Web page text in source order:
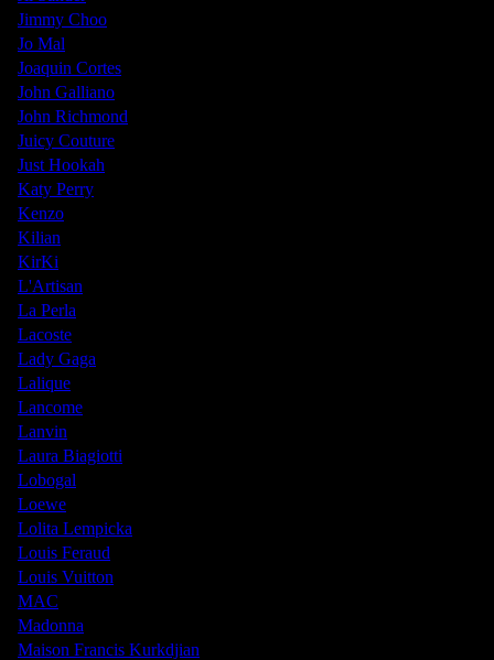
Jimmy Choo
Jo Mal
Joaquin Cortes
John Galliano
John Richmond
Juicy Couture
Just Hookah
Katy Perry
Kenzo
Kilian
KirKi
L'Artisan
La Perla
Lacoste
Lady Gaga
Lalique
Lancome
Lanvin
Laura Biagiotti
Lobogal
Loewe
Lolita Lempicka
Louis Feraud
Louis Vuitton
MAC
Madonna
Maison Francis Kurkdjian